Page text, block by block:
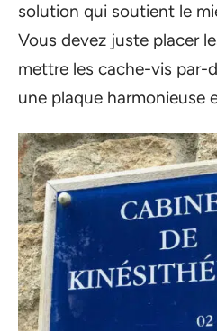
solution qui soutient le
Vous devez juste placer
mettre les cache-vis par-
une plaque harmonieuse